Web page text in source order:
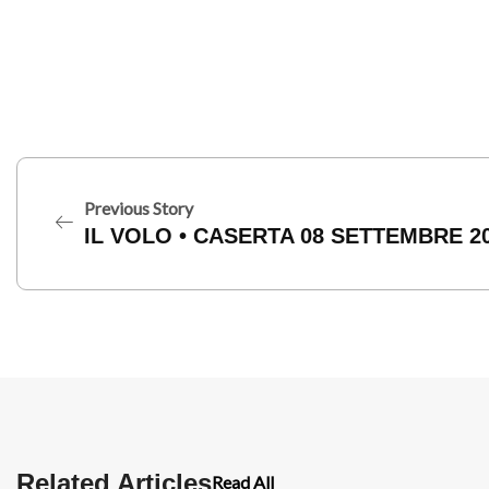
Previous Story
IL VOLO • CASERTA 08 SETTEMBRE
Related ArticlesRead All